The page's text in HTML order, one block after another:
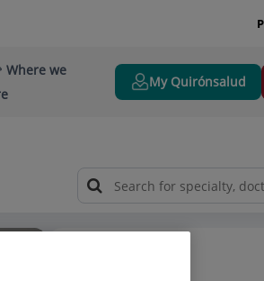
Where we
My Quirónsalud